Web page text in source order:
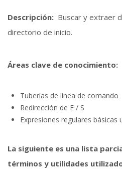
Descripción: Buscar y extraer
directorio de inicio.
Áreas clave de conocimiento:
Tuberías de línea de comando
Redirección de E / S
Expresiones regulares básicas
La siguiente es una lista
términos y utilidades